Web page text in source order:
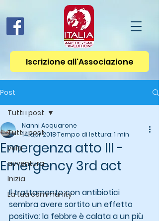
Iscrizione all'Associazione
Post
Tutti i post
vela
avventura
Inizia
La tua community
Tutti i post
Emergenza atto III -
Emergency 3rd act
Nanni Acquarone
14 apr 2018Tempo di lettura: 1 min
Il trattamento con antibiotici
sembra avere sortito un effetto
positivo: la febbre è calata a un più